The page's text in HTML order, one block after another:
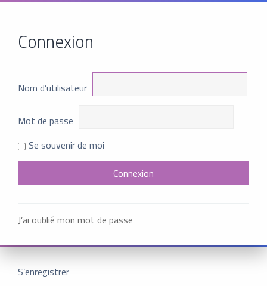
Connexion
Nom d’utilisateur
Mot de passe
Se souvenir de moi
J’ai oublié mon mot de passe
S’enregistrer